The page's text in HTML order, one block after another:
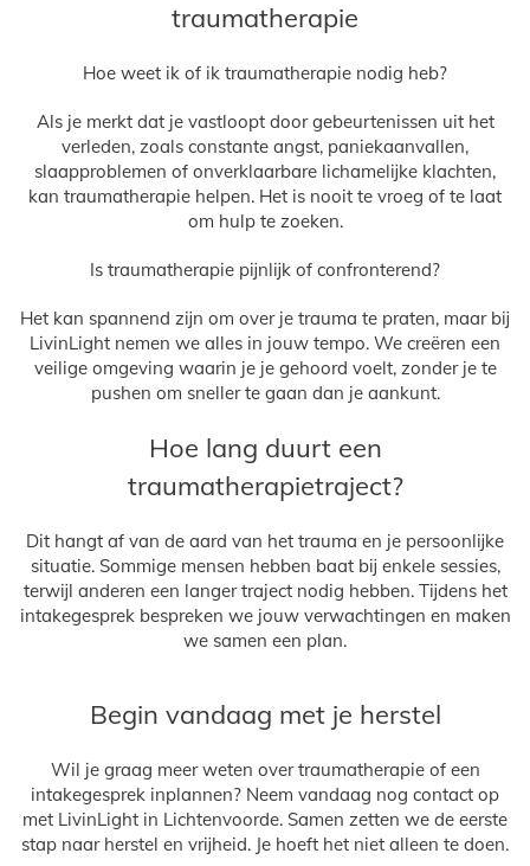
traumatherapie
Hoe weet ik of ik traumatherapie nodig heb?
Als je merkt dat je vastloopt door gebeurtenissen uit het
verleden, zoals constante angst, paniekaanvallen,
slaapproblemen of onverklaarbare lichamelijke klachten,
kan traumatherapie helpen. Het is nooit te vroeg of te laat
om hulp te zoeken.
Is traumatherapie pijnlijk of confronterend?
Het kan spannend zijn om over je trauma te praten, maar bij
LivinLight nemen we alles in jouw tempo. We creëren een
veilige omgeving waarin je je gehoord voelt, zonder je te
pushen om sneller te gaan dan je aankunt.
Hoe lang duurt een
traumatherapietraject?
Dit hangt af van de aard van het trauma en je persoonlijke
situatie. Sommige mensen hebben baat bij enkele sessies,
terwijl anderen een langer traject nodig hebben. Tijdens het
intakegesprek bespreken we jouw verwachtingen en maken
we samen een plan.
Begin vandaag met je herstel
Wil je graag meer weten over traumatherapie of een
intakegesprek inplannen? Neem vandaag nog contact op
met LivinLight in Lichtenvoorde. Samen zetten we de eerste
stap naar herstel en vrijheid. Je hoeft het niet alleen te doen.